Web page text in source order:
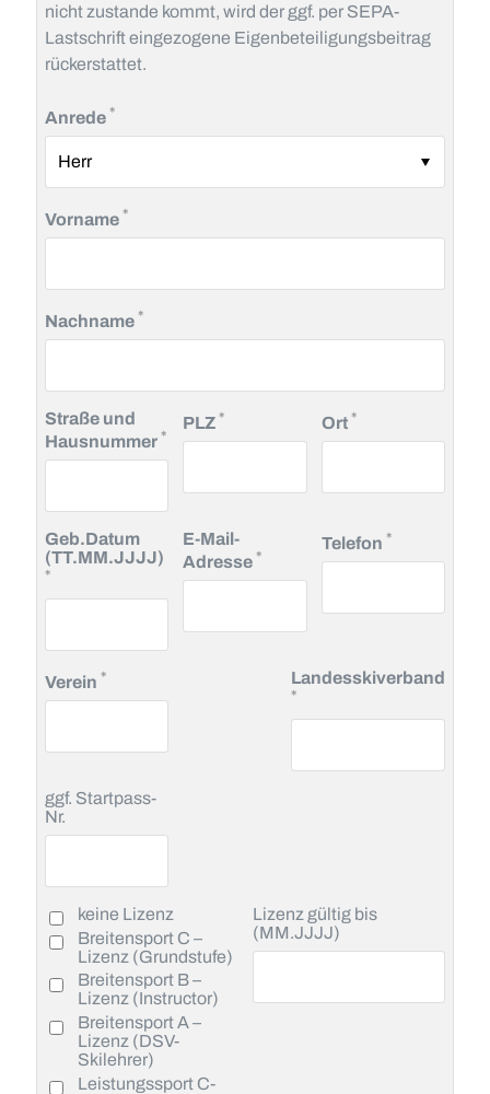
nicht zustande kommt, wird der ggf. per SEPA-
Lastschrift eingezogene Eigenbeteiligungsbeitrag
rückerstattet.
Anrede *Pflichtfeld
Vorname *Pflichtfeld
Nachname *Pflichtfeld
Straße und
Hausnummer *Pflichtfeld
PLZ*Pflichtfeld Ort*Pflichtfeld
Geb.Datum
(TT.MM.JJJJ)
*Pflichtfeld
E-Mail-
Adresse*Pflichtfeld
Telefon*Pflichtfeld
Verein *Pflichtfeld Landesskiverband
*Pflichtfeld
ggf. Startpass-
Nr.
keine Lizenz
Breitensport C –
Lizenz (Grundstufe)
Breitensport B –
Lizenz (Instructor)
Breitensport A –
Lizenz (DSV-
Skilehrer)
Leistungssport C-
Lizenz gültig bis
(MM.JJJJ)